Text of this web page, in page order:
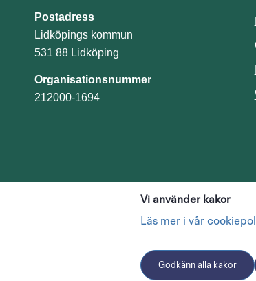
Vi använder kakor
Läs mer i vår
Godkänn alla kakor
Postadress
Lidköpings kommun
531 88 Lidköping
Organisationsnummer
212000-1694